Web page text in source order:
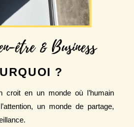
être & Business
?
croit en un monde où l’humain
un monde de partage,